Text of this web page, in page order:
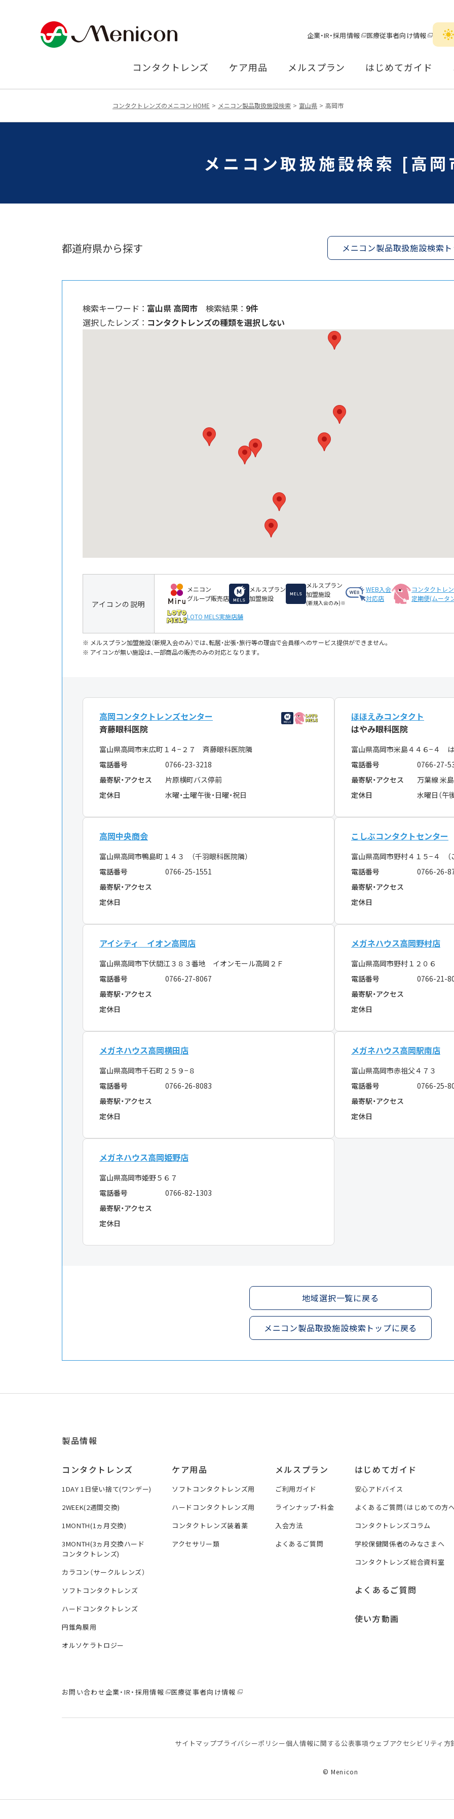
企業・IR・採用情報 医療従事者向け情報
コンタクトレンズ ケア用品 メルスプラン はじめてガイド
コンタクトレンズのメニコン HOME メニコン製品取扱施設検索 富山県 高岡市
メニコン取扱施設検索 [高岡
都道府県から探す メニコン製品取扱施設検索
検索キーワード ： 富山県 高岡市 検索結果 ： 9件
選択したレンズ ： コンタクトレンズの種類を選択しない
アイコンの説明
メニコン
グループ販売店
メルスプラン
加盟施設
メルスプラン
加盟施設
(新規入会のみ)※
WEB入会
対応店
コンタクトレ
定期便(ムータ
LOTO MELS実施店舗
メルスプラン加盟施設（新規入会のみ）では、転居・出張・旅行等の理由で会員様へのサービス提供ができません。
アイコンが無い施設は、一部商品の販売のみの対応となります。
高岡コンタクトレンズセンター
斉藤眼科医院
富山県高岡市末広町１４−２７ 斉藤眼科医院隣
電話番号
0766-23-3218
最寄駅・アクセス
片原横町バス停前
定休日
水曜・土曜午後・日曜・祝日
ほほえみコンタクト
はやみ眼科医院
富山県高岡市米島４４６−４
電話番号
0766-27-
最寄駅・アクセス
万葉線 米
定休日
水曜日（午
高岡中央商会
富山県高岡市鴨島町１４３ （千羽眼科医院隣）
電話番号
0766-25-1551
最寄駅・アクセス
定休日
こしぶコンタクトセンター
富山県高岡市野村４１５−４ （
電話番号
0766-26-
最寄駅・アクセス
定休日
アイシティ イオン高岡店
富山県高岡市下伏間江３８３番地 イオンモール高岡２Ｆ
電話番号
0766-27-8067
最寄駅・アクセス
定休日
メガネハウス高岡野村店
富山県高岡市野村１２０６
電話番号
0766-21-
最寄駅・アクセス
定休日
メガネハウス高岡横田店
富山県高岡市千石町２５９−８
電話番号
0766-26-8083
最寄駅・アクセス
定休日
メガネハウス高岡駅南店
富山県高岡市赤祖父４７３
電話番号
0766-25-
最寄駅・アクセス
定休日
メガネハウス高岡姫野店
富山県高岡市姫野５６７
電話番号
0766-82-1303
最寄駅・アクセス
定休日
地域選択一覧に戻る
メニコン製品取扱施設検索トップに戻る
製品情報
コンタクトレンズ
1DAY 1日使い捨て(ワンデー)
2WEEK(2週間交換)
1MONTH(1ヵ月交換)
3MONTH(3ヵ月交換ハード
コンタクトレンズ)
カラコン（サークルレンズ）
ソフトコンタクトレンズ
ハードコンタクトレンズ
円錐角膜用
オルソケラトロジー
ケア用品
ソフトコンタクトレンズ用
ハードコンタクトレンズ用
コンタクトレンズ装着薬
アクセサリー類
メルスプラン
ご利用ガイド
ラインナップ・料金
入会方法
よくあるご質問
はじめてガイド
安心アドバイス
よくあるご質問（はじめての方へ
コンタクトレンズコラム
学校保健関係者のみなさまへ
コンタクトレンズ総合資料室
よくあるご質問
使い方動画
お問い合わせ企業・IR・採用情報 医療従事者向け情報
サイトマッププライバシーポリシー個⼈情報に関する公表事項 ウェブアクセシビリティ方
© Menicon